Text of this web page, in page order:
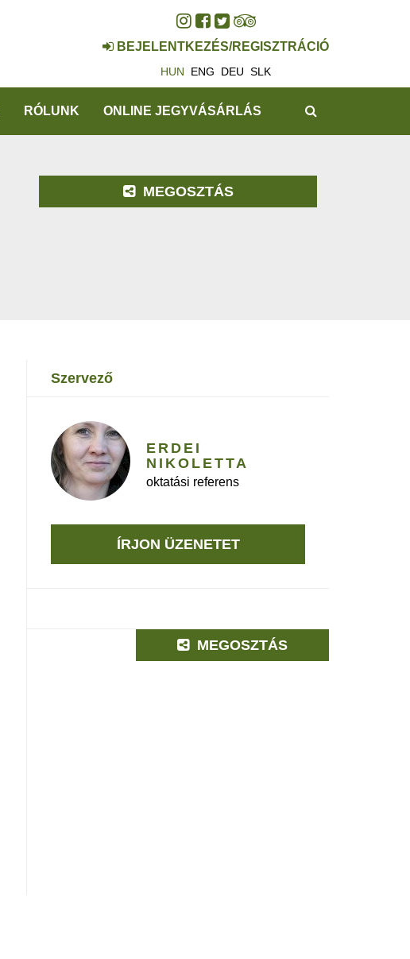
BEJELENTKEZÉS/REGISZTRÁCIÓ
HUN ENG DEU SLK
RÓLUNK ONLINE JEGYVÁSÁRLÁS
MEGOSZTÁS
szervező
ERDEI
NIKOLETTA
oktatási referens
ÍRJON ÜZENETET
MEGOSZTÁS